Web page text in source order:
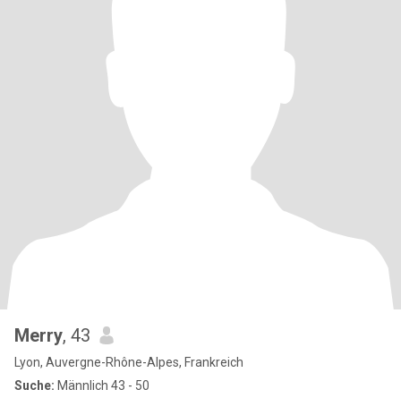
Merry, 43
Lyon, Auvergne-Rhône-Alpes, Frankreich
Suche: Männlich 43 - 50